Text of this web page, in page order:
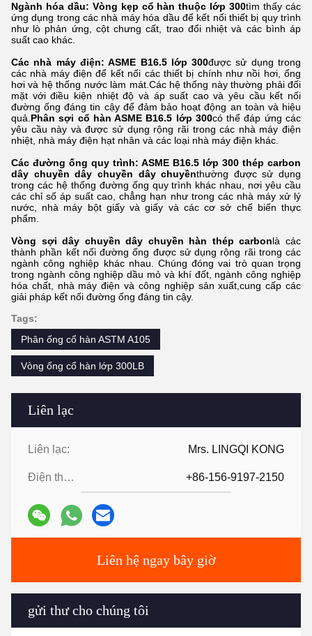
Liên lạc
Liên lạc: Mrs. LINGQI KONG
Điện thoại: +86-156-9197-2150
Liên hệ ngay bây giờ
gửi thư cho chúng tôi
Ngành hóa dầu: Vòng kẹp cổ hàn thuộc lớp 300tìm thấy các
ứng dụng trong các nhà máy hóa dầu để kết nối thiết bị quy trình
như lò phản ứng, cột chưng cất, trao đổi nhiệt và các bình áp
suất cao khác.
Các nhà máy điện: ASME B16.5 lớp 300được sử dụng trong
các nhà máy điện để kết nối các thiết bị chính như nồi hơi, ống
hơi và hệ thống nước làm mát.Các hệ thống này thường phải đối
mặt với điều kiện nhiệt độ và áp suất cao và yêu cầu kết nối
đường ống đáng tin cậy để đảm bảo hoạt động an toàn và hiệu
quả.Phân sợi cổ hàn ASME B16.5 lớp 300có thể đáp ứng các
yêu cầu này và được sử dụng rộng rãi trong các nhà máy điện
nhiệt, nhà máy điện hạt nhân và các loại nhà máy điện khác.
Các đường ống quy trình: ASME B16.5 lớp 300 thép carbon
dây chuyền dây chuyền dây chuyềnthường được sử dụng
trong các hệ thống đường ống quy trình khác nhau, nơi yêu cầu
các chỉ số áp suất cao, chẳng hạn như trong các nhà máy xử lý
nước, nhà máy bột giấy và giấy và các cơ sở chế biến thực
phẩm.
Vòng sợi dây chuyền dây chuyền hàn thép carbonlà các
thành phần kết nối đường ống được sử dụng rộng rãi trong các
ngành công nghiệp khác nhau. Chúng đóng vai trò quan trọng
trong ngành công nghiệp dầu mỏ và khí đốt, ngành công nghiệp
hóa chất, nhà máy điện và công nghiệp sản xuất,cung cấp các
giải pháp kết nối đường ống đáng tin cậy.
Tags:
Phân ống cổ hàn ASTM A105
Vòng ống cổ hàn lớp 300LB